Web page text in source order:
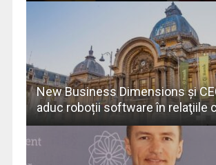
New Business Dimensions şi
aduc roboții software în relaţiile